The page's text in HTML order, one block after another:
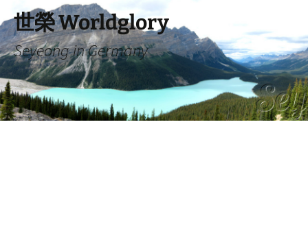
to
content
世榮 Worldglory
Seyeong in Germany